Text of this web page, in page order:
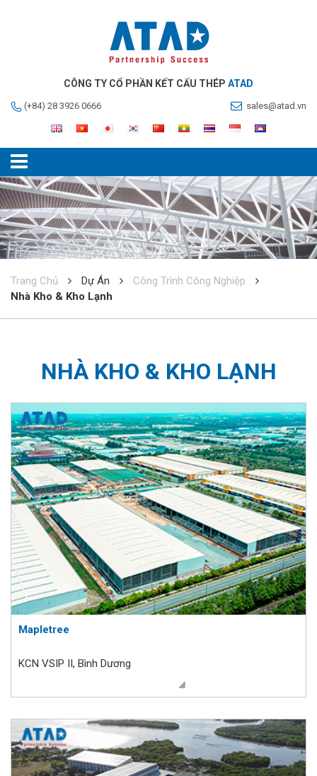
CÔNG TY CỔ PHẦN KẾT CẤU THÉP ATAD
(+84) 28 3926 0666 sales@atad.vn
Trang Chủ Dự Án
Công Trình Công Nghiệp
Nhà Kho & Kho Lạnh
NHÀ KHO & KHO LẠNH
Mapletree
KCN VSIP II, Bình Dương